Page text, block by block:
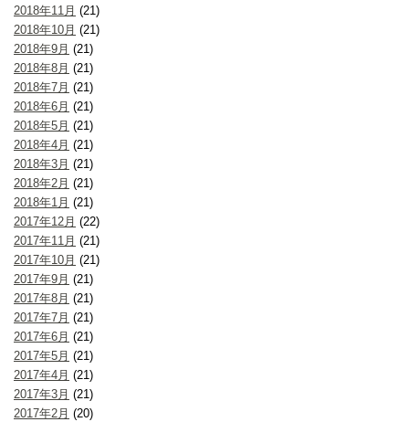
2018年11月 (21)
2018年10月 (21)
2018年9月 (21)
2018年8月 (21)
2018年7月 (21)
2018年6月 (21)
2018年5月 (21)
2018年4月 (21)
2018年3月 (21)
2018年2月 (21)
2018年1月 (21)
2017年12月 (22)
2017年11月 (21)
2017年10月 (21)
2017年9月 (21)
2017年8月 (21)
2017年7月 (21)
2017年6月 (21)
2017年5月 (21)
2017年4月 (21)
2017年3月 (21)
2017年2月 (20)